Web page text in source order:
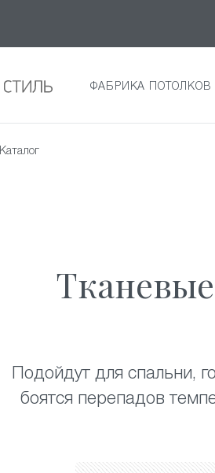
ФАБРИКА ПОТОЛКОВ
Каталог
Подойдут для спальни,
боятся перепадов